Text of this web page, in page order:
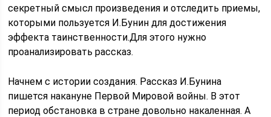
секретный смысл произведения и отследить приемы,
которыми пользуется И.Бунин для достижения
эффекта таинственности.Для этого нужно
проанализировать рассказ.
Начнем с истории создания. Рассказ И.Бунина
пишется накануне Первой Мировой войны. В этот
период обстановка в стране довольно накаленная. А